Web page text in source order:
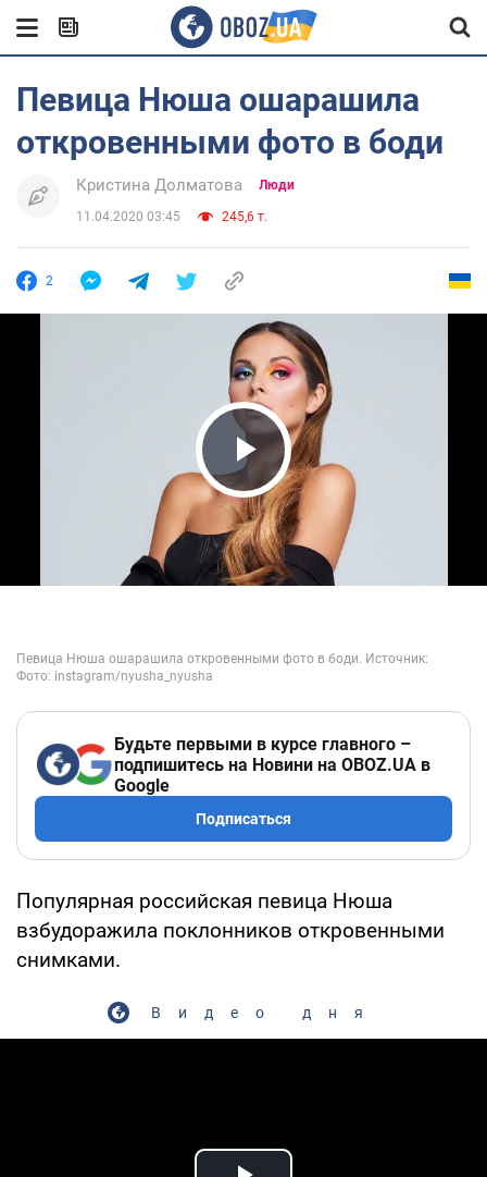
Певица Нюша ошарашила
откровенными фото в боди
Кристина Долматова Люди
11.04.2020 03:45 245,6 т.
2
Play Video
Будьте первыми в курсе главного –
подпишитесь на Новини на OBOZ.UA в
Google
Подписаться
Популярная российская певица Нюша
взбудоражила поклонников откровенными
снимками.
Видео дня